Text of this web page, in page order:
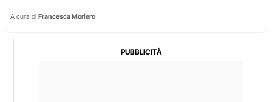
A cura di Francesca Moriero